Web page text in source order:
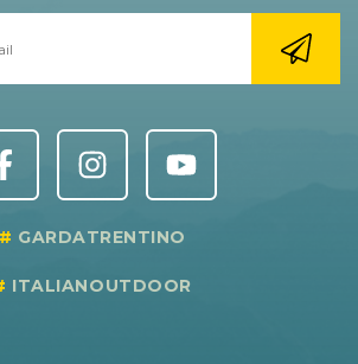
GARDATRENTINO
ITALIANOUTDOOR